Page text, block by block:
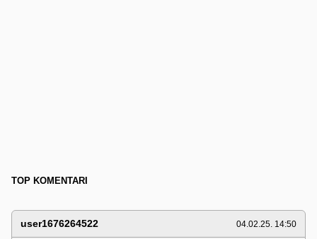
TOP KOMENTARI
user1676264522 04.02.25. 14:50